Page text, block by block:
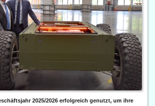
2025/2026 erfolgreich genutzt, um ihre